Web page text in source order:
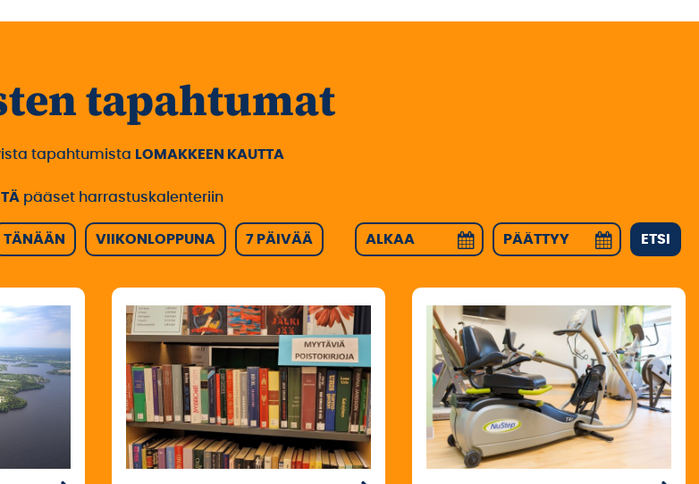
tapahtumat
tapahtumista LOMAKKEEN KAUTTA
pääset harrastuskalenteriin
TÄNÄÄN VIIKONLOPPUNA 7 PÄIVÄÄ ETSI